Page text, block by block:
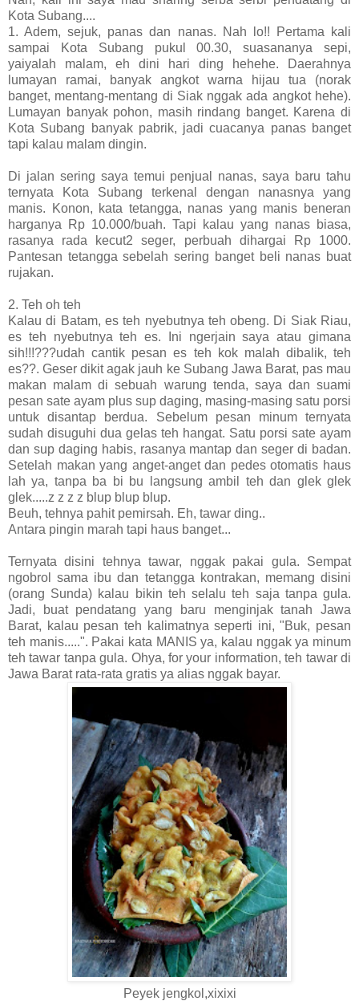
Kota Subang....
1. Adem, sejuk, panas dan nanas. Nah lo!! Pertama kali
sampai Kota Subang pukul 00.30, suasananya sepi,
yaiyalah malam, eh dini hari ding hehehe. Daerahnya
lumayan ramai, banyak angkot warna hijau tua (norak
banget, mentang-mentang di Siak nggak ada angkot hehe).
Lumayan banyak pohon, masih rindang banget. Karena di
Kota Subang banyak pabrik, jadi cuacanya panas banget
tapi kalau malam dingin.
Di jalan sering saya temui penjual nanas, saya baru tahu
ternyata Kota Subang terkenal dengan nanasnya yang
manis. Konon, kata tetangga, nanas yang manis beneran
harganya Rp 10.000/buah. Tapi kalau yang nanas biasa,
rasanya rada kecut2 seger, perbuah dihargai Rp 1000.
Pantesan tetangga sebelah sering banget beli nanas buat
rujakan.
2. Teh oh teh
Kalau di Batam, es teh nyebutnya teh obeng. Di Siak Riau,
es teh nyebutnya teh es. Ini ngerjain saya atau gimana
sih!!!???udah cantik pesan es teh kok malah dibalik, teh
es??. Geser dikit agak jauh ke Subang Jawa Barat, pas mau
makan malam di sebuah warung tenda, saya dan suami
pesan sate ayam plus sup daging, masing-masing satu porsi
untuk disantap berdua. Sebelum pesan minum ternyata
sudah disuguhi dua gelas teh hangat. Satu porsi sate ayam
dan sup daging habis, rasanya mantap dan seger di badan.
Setelah makan yang anget-anget dan pedes otomatis haus
lah ya, tanpa ba bi bu langsung ambil teh dan glek glek
glek.....z z z z blup blup blup.
Beuh, tehnya pahit pemirsah. Eh, tawar ding..
Antara pingin marah tapi haus banget...
Ternyata disini tehnya tawar, nggak pakai gula. Sempat
ngobrol sama ibu dan tetangga kontrakan, memang disini
(orang Sunda) kalau bikin teh selalu teh saja tanpa gula.
Jadi, buat pendatang yang baru menginjak tanah Jawa
Barat, kalau pesan teh kalimatnya seperti ini, "Buk, pesan
teh manis.....". Pakai kata MANIS ya, kalau nggak ya minum
teh tawar tanpa gula. Ohya, for your information, teh tawar di
Jawa Barat rata-rata gratis ya alias nggak bayar.
Peyek jengkol,xixixi